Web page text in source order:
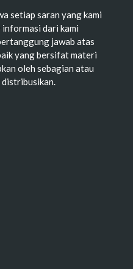
setiap saran yang kami
informasi dari kami
jawab atas
yang bersifat materi
oleh sebagian atau